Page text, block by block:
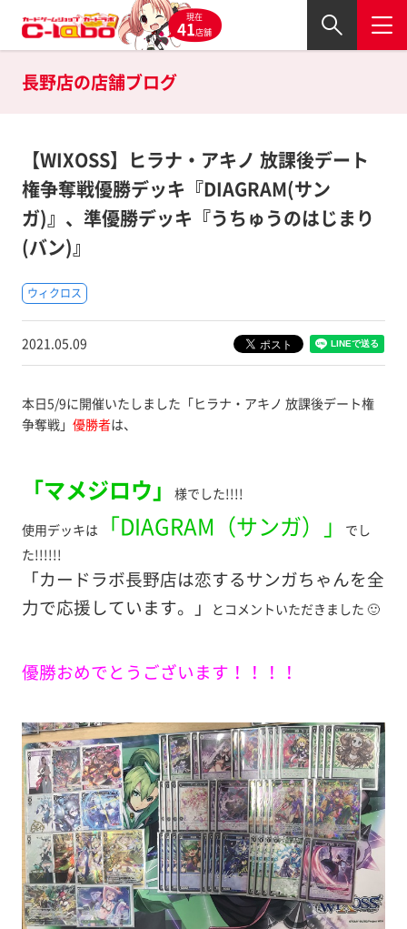
現在
41店舗
長野店の店舗ブログ
【WIXOSS】ヒラナ・アキノ 放課後デート
権争奪戦優勝デッキ『DIAGRAM(サン
ガ)』、準優勝デッキ『うちゅうのはじまり
(バン)』
ウィクロス
2021.05.09
本日5/9に開催いたしました「ヒラナ・アキノ 放課後デート権
争奪戦」 優勝者は、
「マメジロウ」
様でした!!!!
使用デッキは
「DIAGRAM（サンガ）」
でし
た!!!!!!
「カードラボ長野店は恋するサンガちゃんを全
力で応援しています。」
とコメントいただきました 🙂
優勝おめでとうございます！！！！